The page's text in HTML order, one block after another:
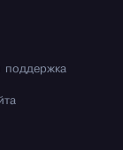
поддержка